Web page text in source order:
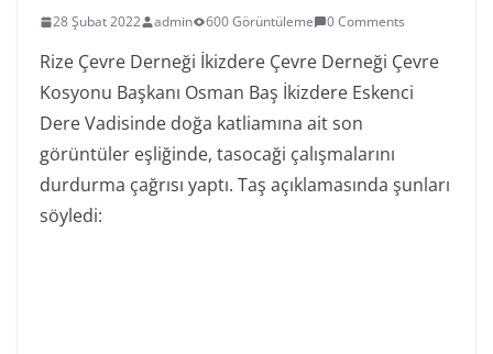
28 Şubat 2022 admin 600 Görüntüleme 0 Comments
Rize Çevre Derneği İkizdere Çevre Derneği Çevre
Kosyonu Başkanı Osman Baş İkizdere Eskenci
Dere Vadisinde doğa katliamına ait son
görüntüler eşliğinde, tasocaği çalışmalarını
durdurma çağrısı yaptı. Taş açıklamasında şunları
söyledi: